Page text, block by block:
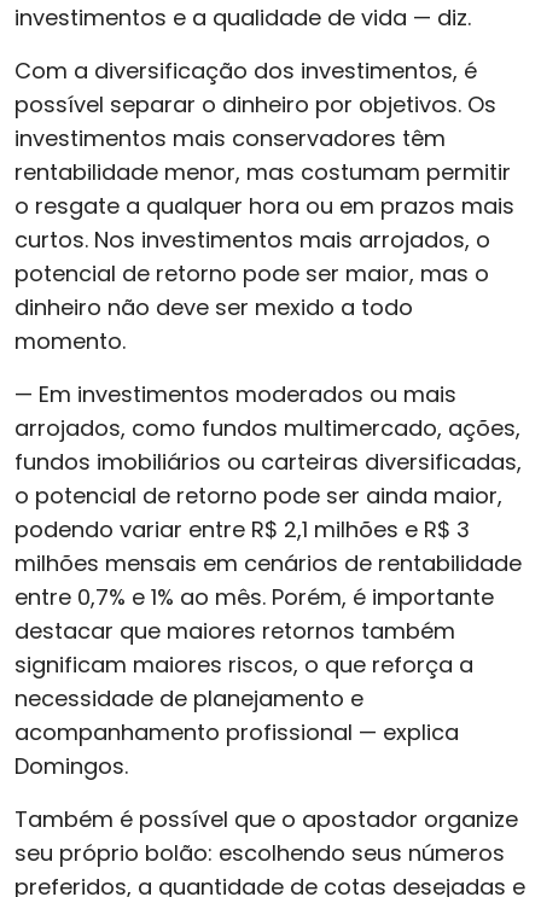
investimentos e a qualidade de vida — diz.
Com a diversificação dos investimentos, é
possível separar o dinheiro por objetivos. Os
investimentos mais conservadores têm
rentabilidade menor, mas costumam permitir
o resgate a qualquer hora ou em prazos mais
curtos. Nos investimentos mais arrojados, o
potencial de retorno pode ser maior, mas o
dinheiro não deve ser mexido a todo
momento.
— Em investimentos moderados ou mais
arrojados, como fundos multimercado, ações,
fundos imobiliários ou carteiras diversificadas,
o potencial de retorno pode ser ainda maior,
podendo variar entre R$ 2,1 milhões e R$ 3
milhões mensais em cenários de rentabilidade
entre 0,7% e 1% ao mês. Porém, é importante
destacar que maiores retornos também
significam maiores riscos, o que reforça a
necessidade de planejamento e
acompanhamento profissional — explica
Domingos.
Também é possível que o apostador organize
seu próprio bolão: escolhendo seus números
preferidos, a quantidade de cotas desejadas e